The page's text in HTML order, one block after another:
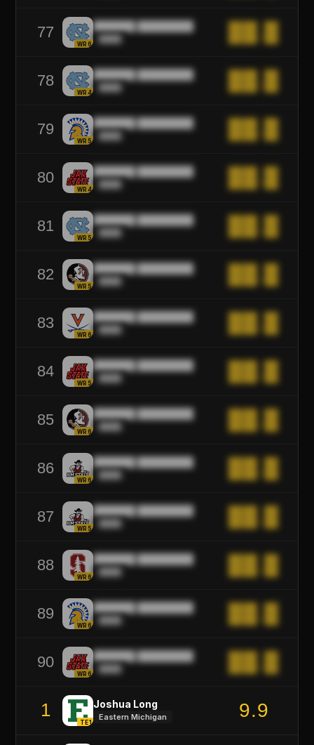
77
WR6
██████ ████████
████
78
WR4
██████ ████████
████
79
WR5
██████ ████████
████
80
WR4
██████ ████████
████
81
WR5
██████ ████████
████
82
WR5
██████ ████████
████
83
WR6
██████ ████████
████
84
WR5
██████ ████████
████
85
WR6
██████ ████████
████
86
WR6
██████ ████████
████
87
WR5
██████ ████████
████
88
WR6
██████ ████████
████
89
WR6
██████ ████████
████
90
WR6
██████ ████████
████
1
TE1
Joshua Long
Eastern Michigan 9.9